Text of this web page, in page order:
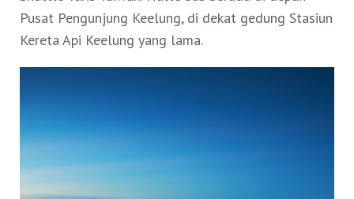
Pusat Pengunjung Keelung, di dekat gedung Stasiun
Kereta Api Keelung yang lama.